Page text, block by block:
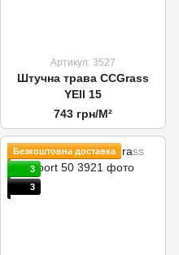
Артикул: 3527
Штучна трава CCGrass
YEll 15
743 грн/М²
Безкоштовна доставка
3
3